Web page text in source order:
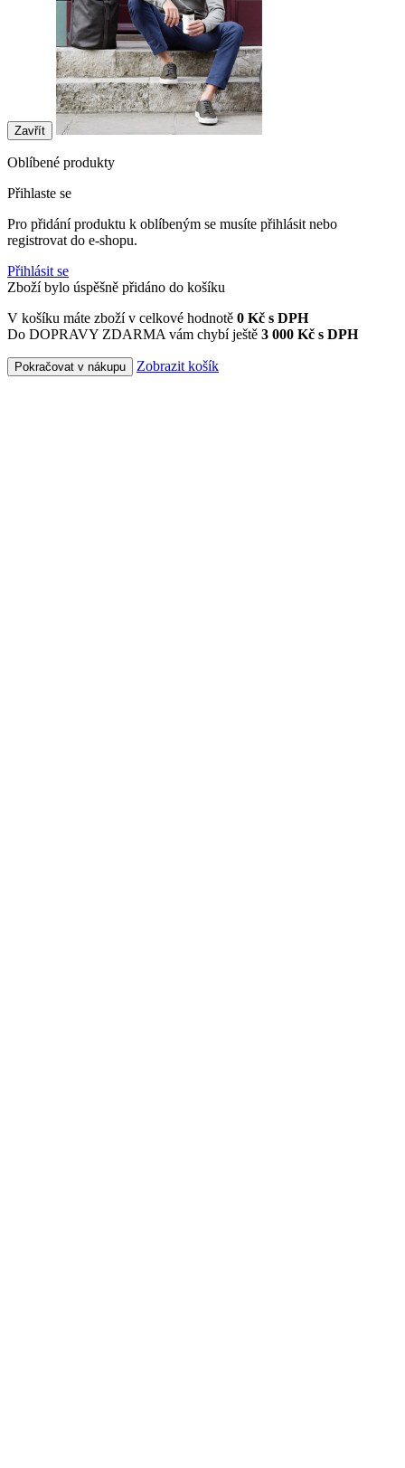
Zavřít
Oblíbené produkty
Přihlaste se
Pro přidání produktu k oblíbeným se musíte přihlásit nebo
registrovat do e-shopu.
Přihlásit se
Zboží bylo úspěšně přidáno do košíku
V košíku máte zboží v celkové hodnotě 0 Kč s DPH
Do DOPRAVY ZDARMA vám chybí ještě 3 000 Kč s DPH
Pokračovat v nákupu Zobrazit košík